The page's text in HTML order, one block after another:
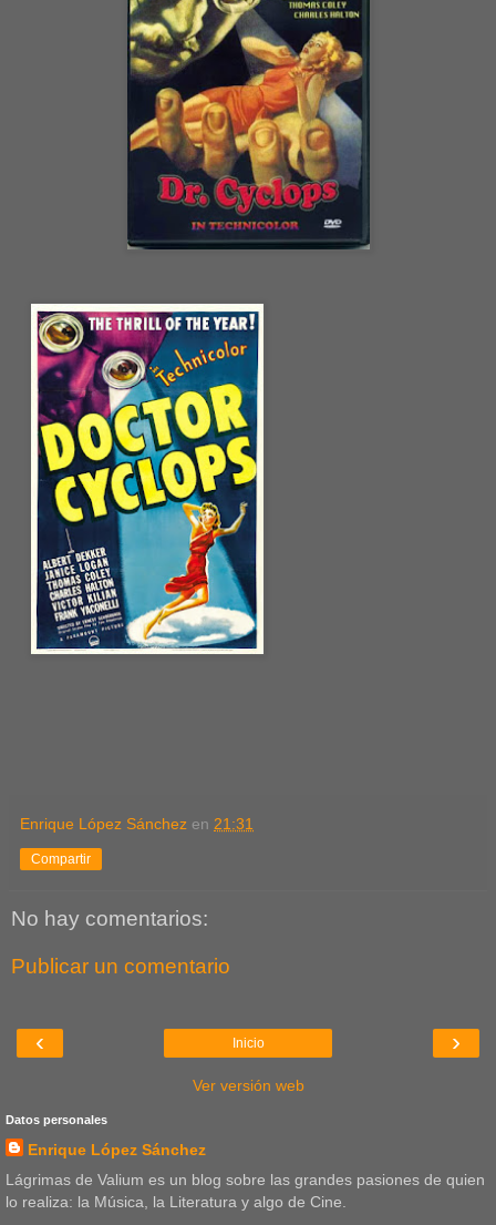
Enrique López Sánchez en 21:31
Compartir
No hay comentarios:
Publicar un comentario
‹ ›
Inicio
Ver versión web
Datos personales
Enrique López Sánchez
Lágrimas de Valium es un blog sobre las grandes pasiones de quien
lo realiza: la Música, la Literatura y algo de Cine.